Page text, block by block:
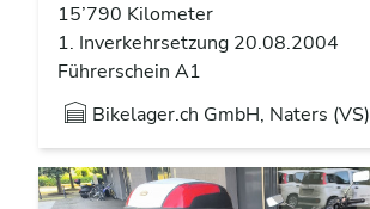
15’790 Kilometer
1. Inverkehrsetzung 20.08.2004
Führerschein A1
Bikelager.ch GmbH, Naters (VS)